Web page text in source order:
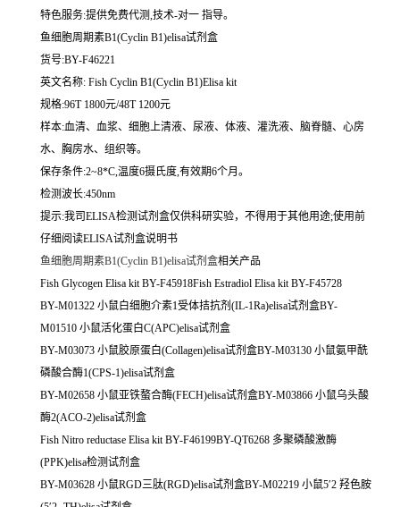
特色服务:提供免费代测,技术-对一 指导。
鱼细胞周期素B1(Cyclin B1)elisa试剂盒
货号:BY-F46221
英文名称: Fish Cyclin B1(Cyclin B1)Elisa kit
规格:96T 1800元/48T 1200元
样本:血清、血浆、细胞上清液、尿液、体液、灌洗液、脑脊髓、心房
水、胸房水、组织等。
保存条件:2~8*C,温度6摄氏度,有效期6个月。
检测波长:450nm
提示:我司ELISA检测试剂盒仅供科研实验，不得用于其他用途;使用前
仔细阅读ELISA试剂盒说明书
鱼细胞周期素B1(Cyclin B1)elisa试剂盒相关产品
Fish Glycogen Elisa kit BY-F45918Fish Estradiol Elisa kit BY-F45728
BY-M01322 小鼠白细胞介素1受体拮抗剂(IL-1Ra)elisa试剂盒BY-
M01510 小鼠活化蛋白C(APC)elisa试剂盒
BY-M03073 小鼠胶原蛋白(Collagen)elisa试剂盒BY-M03130 小鼠氨甲酰
磷酸合酶1(CPS-1)elisa试剂盒
BY-M02658 小鼠亚铁螯合酶(FECH)elisa试剂盒BY-M03866 小鼠乌头酸
酶2(ACO-2)elisa试剂盒
Fish Nitro reductase Elisa kit BY-F46199BY-QT6268 多聚磷酸激酶
(PPK)elisa检测试剂盒
BY-M03628 小鼠RGD三肽(RGD)elisa试剂盒BY-M02219 小鼠5′2 羟色胺